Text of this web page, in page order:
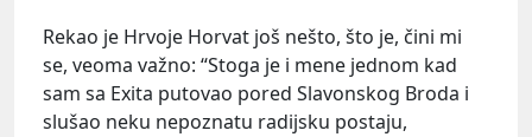
Rekao je Hrvoje Horvat još nešto, što je, čini mi
se, veoma važno: “Stoga je i mene jednom kad
sam sa Exita putovao pored Slavonskog Broda i
slušao neku nepoznatu radijsku postaju,